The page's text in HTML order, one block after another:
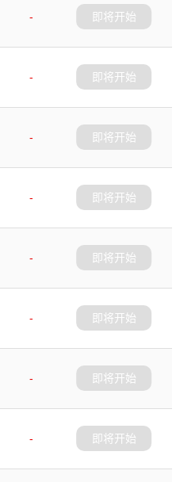
-
即将开始
-
即将开始
-
即将开始
-
即将开始
-
即将开始
-
即将开始
-
即将开始
-
即将开始